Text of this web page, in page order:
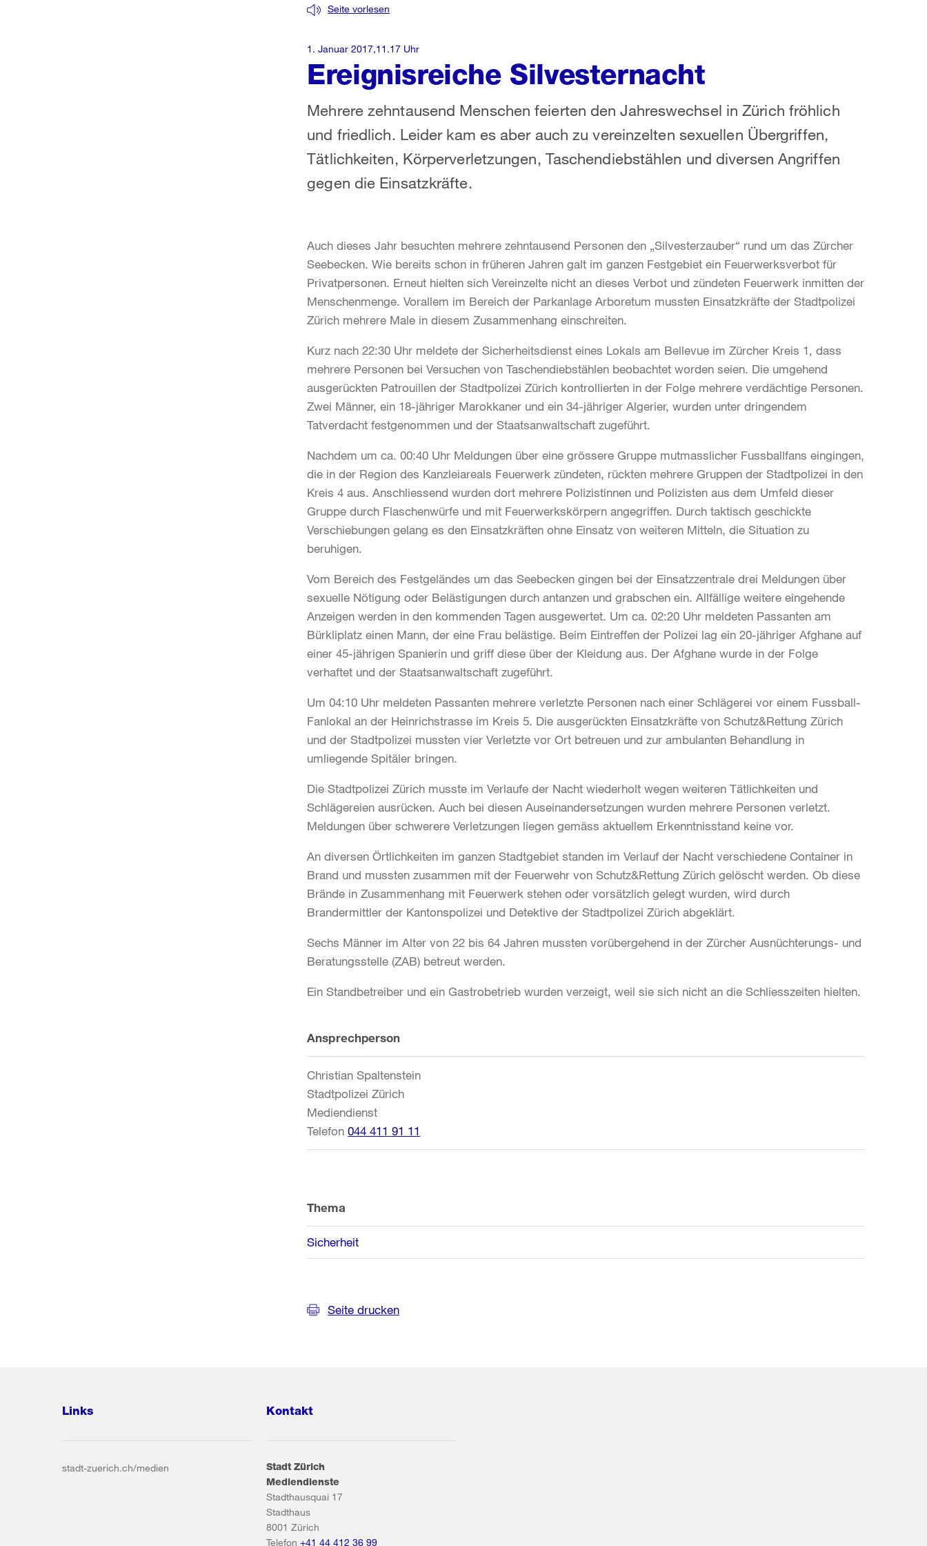
Ereignisreiche Silvesternacht
Seite vorlesen
Mehrere zehntausend Menschen feierten den Jahreswechsel in Zürich fröhlich
und friedlich. Leider kam es aber auch zu vereinzelten sexuellen Übergriffen,
Tätlichkeiten, Körperverletzungen, Taschendiebstählen und diversen Angriffen
gegen die Einsatzkräfte.
1. Januar 2017,11.17 Uhr
Auch dieses Jahr besuchten mehrere zehntausend Personen den „Silvesterzauber“ rund um das Zürcher
Seebecken. Wie bereits schon in früheren Jahren galt im ganzen Festgebiet ein Feuerwerksverbot für
Privatpersonen. Erneut hielten sich Vereinzelte nicht an dieses Verbot und zündeten Feuerwerk inmitten der
Menschenmenge. Vorallem im Bereich der Parkanlage Arboretum mussten Einsatzkräfte der Stadtpolizei
Zürich mehrere Male in diesem Zusammenhang einschreiten.
Kurz nach 22:30 Uhr meldete der Sicherheitsdienst eines Lokals am Bellevue im Zürcher Kreis 1, dass
mehrere Personen bei Versuchen von Taschendiebstählen beobachtet worden seien. Die umgehend
ausgerückten Patrouillen der Stadtpolizei Zürich kontrollierten in der Folge mehrere verdächtige Personen.
Zwei Männer, ein 18-jähriger Marokkaner und ein 34-jähriger Algerier, wurden unter dringendem
Tatverdacht festgenommen und der Staatsanwaltschaft zugeführt.
Nachdem um ca. 00:40 Uhr Meldungen über eine grössere Gruppe mutmasslicher Fussballfans eingingen,
die in der Region des Kanzleiareals Feuerwerk zündeten, rückten mehrere Gruppen der Stadtpolizei in den
Kreis 4 aus. Anschliessend wurden dort mehrere Polizistinnen und Polizisten aus dem Umfeld dieser
Gruppe durch Flaschenwürfe und mit Feuerwerkskörpern angegriffen. Durch taktisch geschickte
Verschiebungen gelang es den Einsatzkräften ohne Einsatz von weiteren Mitteln, die Situation zu
beruhigen.
Vom Bereich des Festgeländes um das Seebecken gingen bei der Einsatzzentrale drei Meldungen über
sexuelle Nötigung oder Belästigungen durch antanzen und grabschen ein. Allfällige weitere eingehende
Anzeigen werden in den kommenden Tagen ausgewertet. Um ca. 02:20 Uhr meldeten Passanten am
Bürkliplatz einen Mann, der eine Frau belästige. Beim Eintreffen der Polizei lag ein 20-jähriger Afghane auf
einer 45-jährigen Spanierin und griff diese über der Kleidung aus. Der Afghane wurde in der Folge
verhaftet und der Staatsanwaltschaft zugeführt.
Um 04:10 Uhr meldeten Passanten mehrere verletzte Personen nach einer Schlägerei vor einem Fussball-
Fanlokal an der Heinrichstrasse im Kreis 5. Die ausgerückten Einsatzkräfte von Schutz&Rettung Zürich
und der Stadtpolizei mussten vier Verletzte vor Ort betreuen und zur ambulanten Behandlung in
umliegende Spitäler bringen.
Die Stadtpolizei Zürich musste im Verlaufe der Nacht wiederholt wegen weiteren Tätlichkeiten und
Schlägereien ausrücken. Auch bei diesen Auseinandersetzungen wurden mehrere Personen verletzt.
Meldungen über schwerere Verletzungen liegen gemäss aktuellem Erkenntnisstand keine vor.
An diversen Örtlichkeiten im ganzen Stadtgebiet standen im Verlauf der Nacht verschiedene Container in
Brand und mussten zusammen mit der Feuerwehr von Schutz&Rettung Zürich gelöscht werden. Ob diese
Brände in Zusammenhang mit Feuerwerk stehen oder vorsätzlich gelegt wurden, wird durch
Brandermittler der Kantonspolizei und Detektive der Stadtpolizei Zürich abgeklärt.
Sechs Männer im Alter von 22 bis 64 Jahren mussten vorübergehend in der Zürcher Ausnüchterungs- und
Beratungsstelle (ZAB) betreut werden.
Ein Standbetreiber und ein Gastrobetrieb wurden verzeigt, weil sie sich nicht an die Schliesszeiten hielten.
Weitere
Informationen
Ansprechperson
Christian Spaltenstein
Stadtpolizei Zürich
Mediendienst
Telefon 044 411 91 11
Thema
Sicherheit
Seite drucken
Links
stadt-zuerich.ch/medien
Kontakt
Stadt Zürich
Mediendienste
Stadthausquai 17
Stadthaus
8001 Zürich
Telefon +41 44 412 36 99